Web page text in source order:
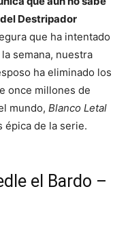
Destripador
que ha intentado
semana, nuestra
ha eliminado los
once millones de
mundo, Blanco Letal
épica de la serie.
el Bardo –